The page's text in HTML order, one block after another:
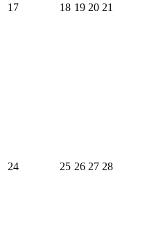
17 18 19 20 21
24 25 26 27 28